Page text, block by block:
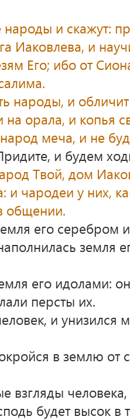
и скажут:
Иаковлева, и
Его; ибо от
народы, и
орала, и копья
меча, и не
и будем
Твой, дом
и чародеи у них,
общении.
его серебром
земля
его идолами:
персты их.
и унизился
в землю от
взгляды
будет высок в